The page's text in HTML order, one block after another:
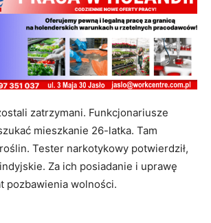
zatrzymani. Funkcjonariusze
mieszkanie 26-latka. Tam
Tester narkotykowy potwierdził,
Za ich posiadanie i uprawę
pozbawienia wolności.